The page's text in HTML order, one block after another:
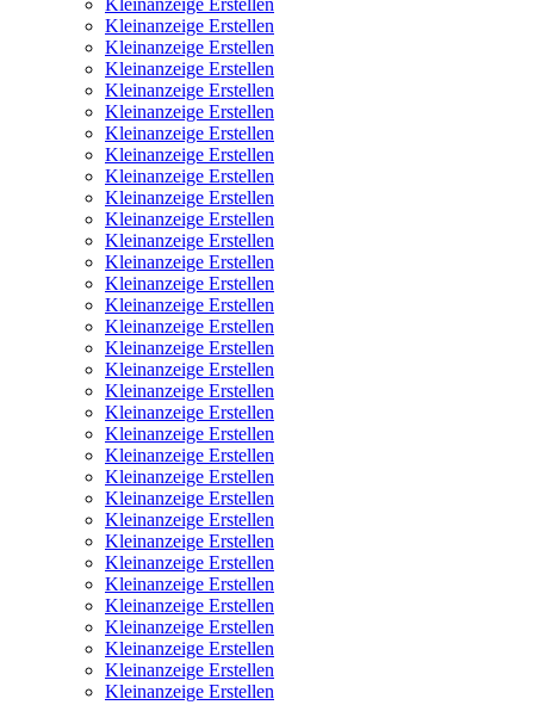
Kleinanzeige Erstellen
Kleinanzeige Erstellen
Kleinanzeige Erstellen
Kleinanzeige Erstellen
Kleinanzeige Erstellen
Kleinanzeige Erstellen
Kleinanzeige Erstellen
Kleinanzeige Erstellen
Kleinanzeige Erstellen
Kleinanzeige Erstellen
Kleinanzeige Erstellen
Kleinanzeige Erstellen
Kleinanzeige Erstellen
Kleinanzeige Erstellen
Kleinanzeige Erstellen
Kleinanzeige Erstellen
Kleinanzeige Erstellen
Kleinanzeige Erstellen
Kleinanzeige Erstellen
Kleinanzeige Erstellen
Kleinanzeige Erstellen
Kleinanzeige Erstellen
Kleinanzeige Erstellen
Kleinanzeige Erstellen
Kleinanzeige Erstellen
Kleinanzeige Erstellen
Kleinanzeige Erstellen
Kleinanzeige Erstellen
Kleinanzeige Erstellen
Kleinanzeige Erstellen
Kleinanzeige Erstellen
Kleinanzeige Erstellen